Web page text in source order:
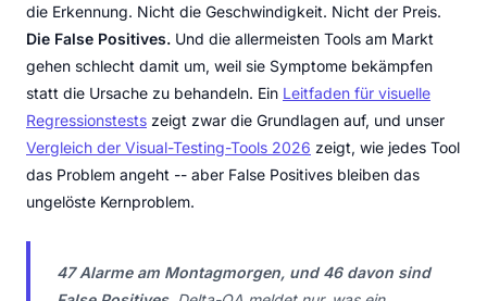
die Erkennung. Nicht die Geschwindigkeit. Nicht der Preis.
Die False Positives. Und die allermeisten Tools am Markt
gehen schlecht damit um, weil sie Symptome bekämpfen
statt die Ursache zu behandeln. Ein Leitfaden für visuelle
Regressionstests zeigt zwar die Grundlagen auf, und unser
Vergleich der Visual-Testing-Tools 2026 zeigt, wie jedes Tool
das Problem angeht -- aber False Positives bleiben das
ungelöste Kernproblem.
47 Alarme am Montagmorgen, und 46 davon sind